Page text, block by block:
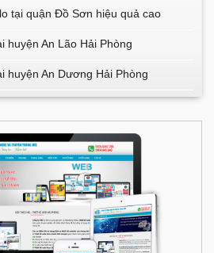
tại quận Đồ Sơn hiệu quả cao
huyện An Lão Hải Phòng
huyện An Dương Hải Phòng